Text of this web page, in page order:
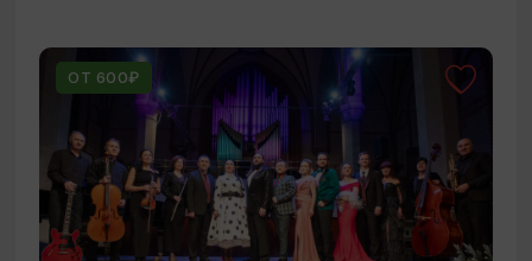
ОТ 600₽